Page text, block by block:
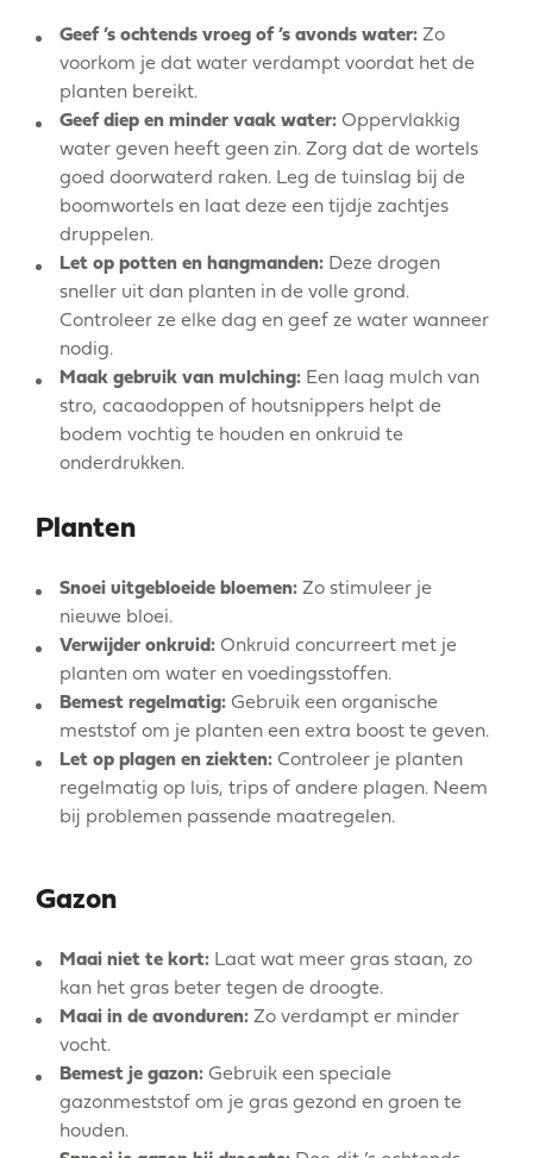
Geef ’s ochtends vroeg of ’s avonds water: Zo
voorkom je dat water verdampt voordat het de
planten bereikt.
Geef diep en minder vaak water: Oppervlakkig
water geven heeft geen zin. Zorg dat de wortels
goed doorwaterd raken. Leg de tuinslag bij de
boomwortels en laat deze een tijdje zachtjes
druppelen.
Let op potten en hangmanden: Deze drogen
sneller uit dan planten in de volle grond.
Controleer ze elke dag en geef ze water wanneer
nodig.
Maak gebruik van mulching: Een laag mulch van
stro, cacaodoppen of houtsnippers helpt de
bodem vochtig te houden en onkruid te
onderdrukken.
Planten
Snoei uitgebloeide bloemen: Zo stimuleer je
nieuwe bloei.
Verwijder onkruid: Onkruid concurreert met je
planten om water en voedingsstoffen.
Bemest regelmatig: Gebruik een organische
meststof om je planten een extra boost te geven.
Let op plagen en ziekten: Controleer je planten
regelmatig op luis, trips of andere plagen. Neem
bij problemen passende maatregelen.
Gazon
Maai niet te kort: Laat wat meer gras staan, zo
kan het gras beter tegen de droogte.
Maai in de avonduren: Zo verdampt er minder
vocht.
Bemest je gazon: Gebruik een speciale
gazonmeststof om je gras gezond en groen te
houden.